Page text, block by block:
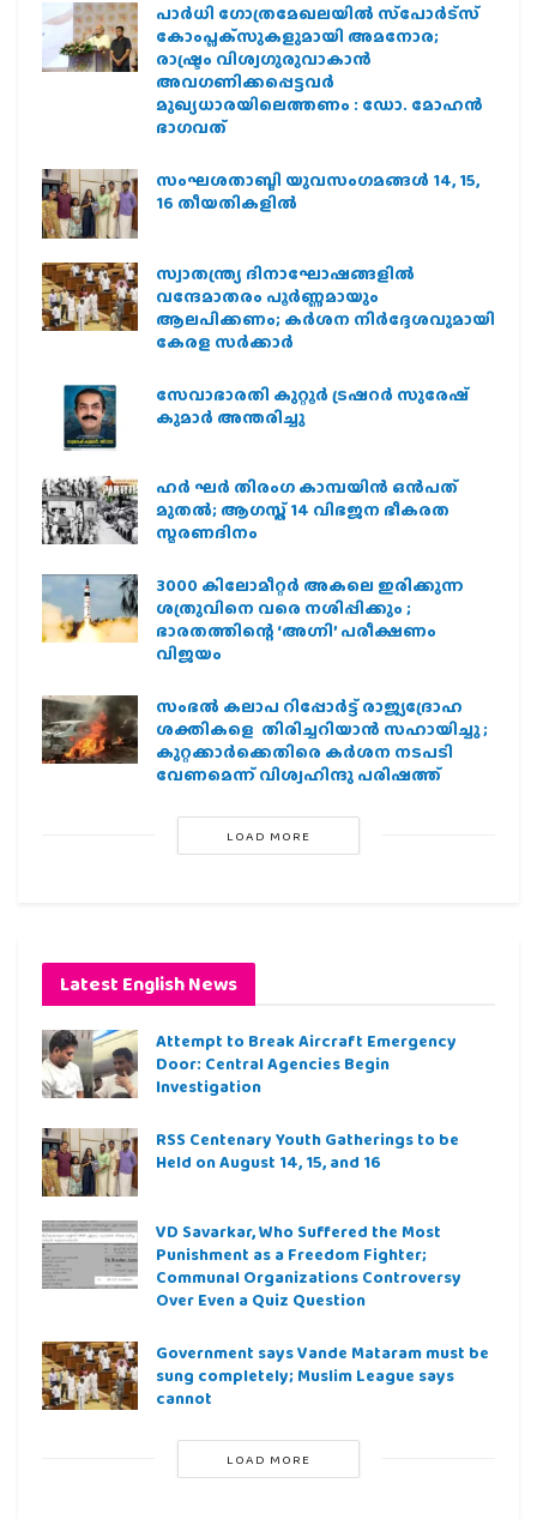
പാര്‍ധി ഗോത്രമേഖലയില്‍ സ്‌പോര്‍ട്‌സ്
കോംപ്ലക്‌സുകളുമായി അമനോര;
രാഷ്ട്രം വിശ്വഗുരുവാകാന്‍
അവഗണിക്കപ്പെട്ടവര്‍
മുഖ്യധാരയിലെത്തണം : ഡോ. മോഹന്‍
ഭാഗവത്
സംഘശതാബ്ദി യുവസംഗമങ്ങള്‍ 14, 15,
16 തീയതികളില്‍
സ്വാതന്ത്ര്യ ദിനാഘോഷങ്ങളിൽ
വന്ദേമാതരം പൂർണ്ണമായും
ആലപിക്കണം; കർശന നിർദ്ദേശവുമായി
കേരള സർക്കാർ
സേവാഭാരതി കുറ്റൂർ ട്രഷറർ സുരേഷ്
കുമാർ അന്തരിച്ചു
ഹര്‍ ഘര്‍ തിരംഗ കാമ്പയിന്‍ ഒന്‍പത്
മുതല്‍; ആഗസ്ത് 14 വിഭജന ഭീകരത
സ്മരണദിനം
3000 കിലോമീറ്റർ അകലെ ഇരിക്കുന്ന
ശത്രുവിനെ വരെ നശിപ്പിക്കും ;
ഭാരതത്തിന്റെ ‘അഗ്നി’ പരീക്ഷണം
വിജയം
സംഭൽ കലാപ റിപ്പോർട്ട് രാജ്യദ്രോഹ
ശക്തികളെ തിരിച്ചറിയാൻ സഹായിച്ചു ;
കുറ്റക്കാർക്കെതിരെ കർശന നടപടി
വേണമെന്ന് വിശ്വഹിന്ദു പരിഷത്ത്
LOAD MORE
Latest English News
Attempt to Break Aircraft Emergency
Door: Central Agencies Begin
Investigation
RSS Centenary Youth Gatherings to be
Held on August 14, 15, and 16
VD Savarkar, Who Suffered the Most
Punishment as a Freedom Fighter;
Communal Organizations Controversy
Over Even a Quiz Question
Government says Vande Mataram must be
sung completely; Muslim League says
cannot
LOAD MORE